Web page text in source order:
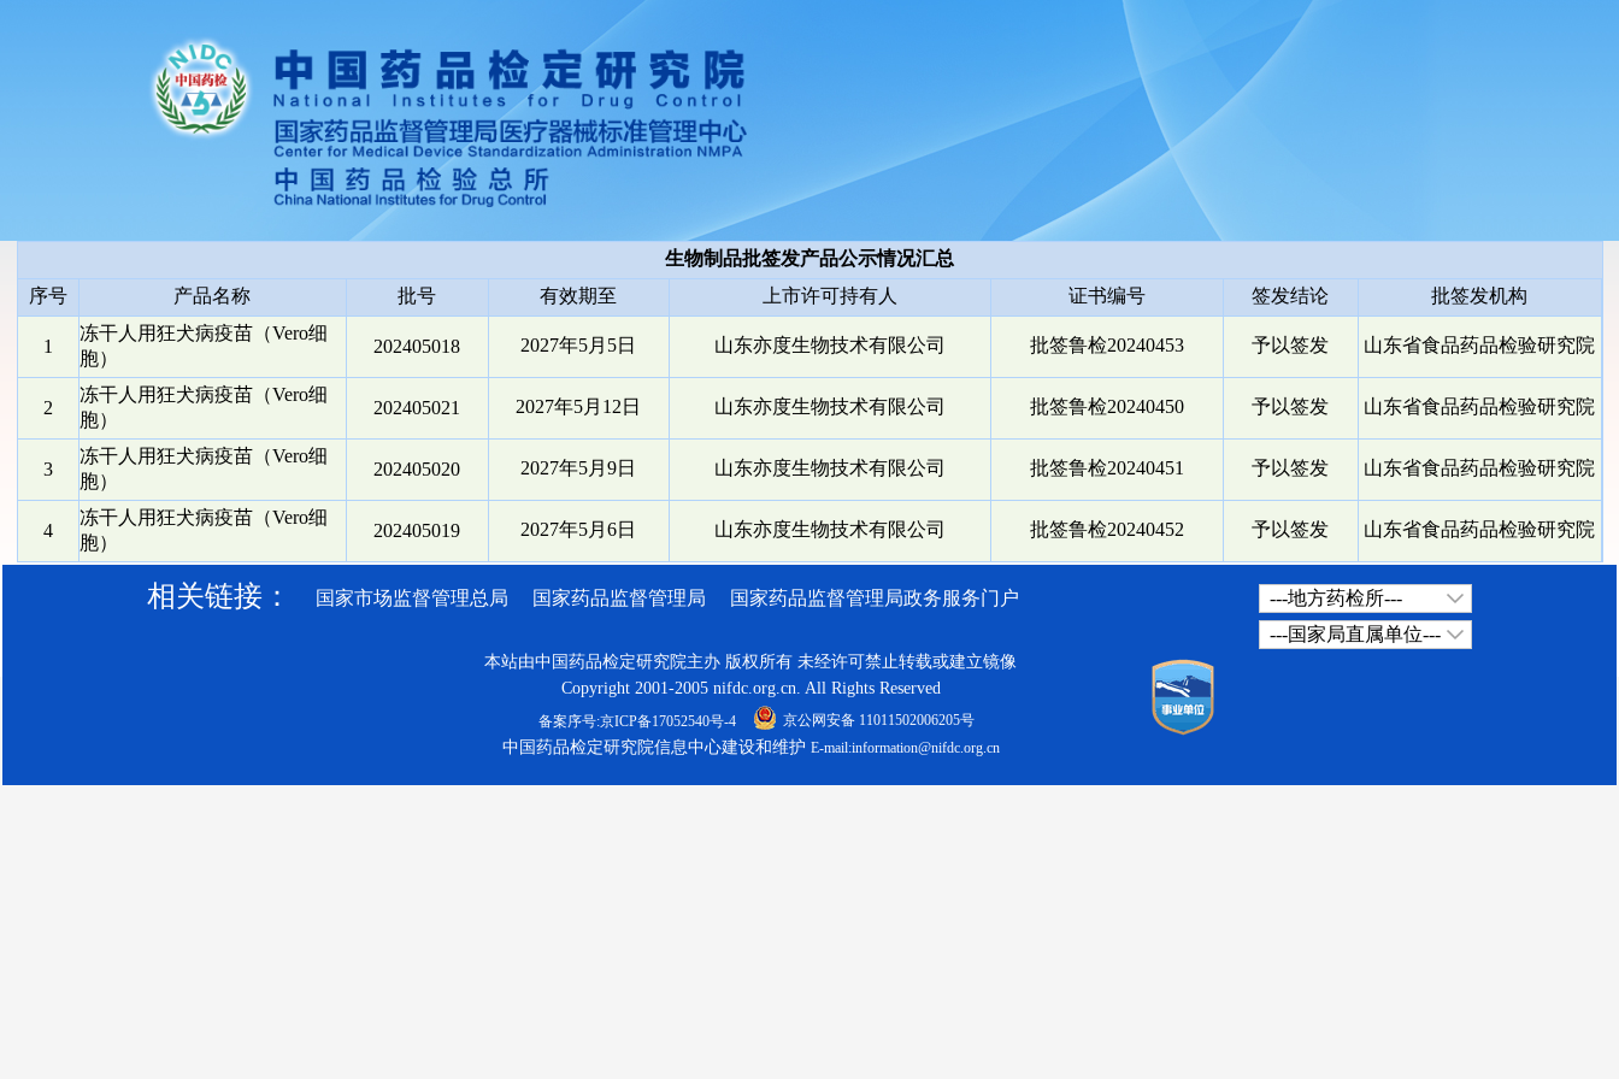
生物制品批签发产品公示情况汇总
序号
产品名称 批号 有效期至 上市许可持有人 证书编号 签发结论 批签发机构
1
冻干人用狂犬病疫苗（Vero细
胞）
202405018 2027年5月5日 山东亦度生物技术有限公司 批签鲁检20240453 予以签发 山东省食品药品检验研究院
2
冻干人用狂犬病疫苗（Vero细
胞）
202405021 2027年5月12日 山东亦度生物技术有限公司 批签鲁检20240450 予以签发 山东省食品药品检验研究院
3
冻干人用狂犬病疫苗（Vero细
胞）
202405020 2027年5月9日 山东亦度生物技术有限公司 批签鲁检20240451 予以签发 山东省食品药品检验研究院
4
冻干人用狂犬病疫苗（Vero细
胞）
202405019 2027年5月6日 山东亦度生物技术有限公司 批签鲁检20240452 予以签发 山东省食品药品检验研究院
相关链接： 国家市场监督管理总局 国家药品监督管理局 国家药品监督管理局政务服务门户
---地方药检所---
---国家局直属单位---
本站由中国药品检定研究院主办 版权所有 未经许可禁止转载或建立镜像
Copyright 2001-2005 nifdc.org.cn. All Rights Reserved
备案序号:京ICP备17052540号-4 京公网安备 11011502006205号
中国药品检定研究院信息中心建设和维护 E-mail:information@nifdc.org.cn